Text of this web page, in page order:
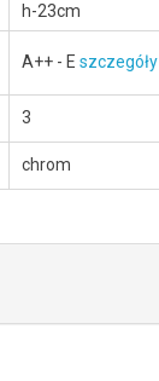
h-23cm
A++ - Eszczegóły
3
chrom